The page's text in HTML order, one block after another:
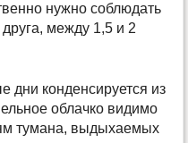
нужно соблюдать
между 1,5 и 2
дни конденсируется из
облачко видимо
тумана, выдыхаемых